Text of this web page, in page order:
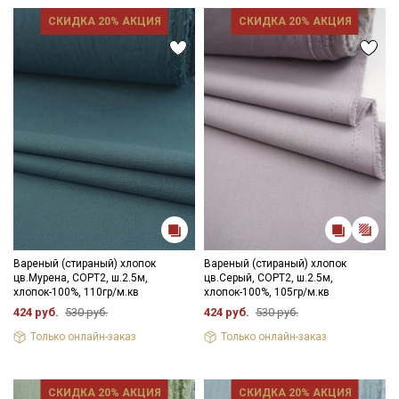
- стирка до 30-40C;
- противопоказано употребление отбеливателей;
- сушить в расправленном, подвешенном состоянии (не
пересушивать).
Цветопередача может отличаться от оригинального цвета
ткани в зависимости от настроек вашего монитора и в
зависимости от партии тон ткани может отличаться.
СКИДКА 20% АКЦИЯ
Вареный (стираный) хлопок
цв.Мурена, СОРТ2, ш.2.5м,
хлопок-100%, 110гр/м.кв
424 руб. 530 руб.
Только онлайн-заказ
СКИДКА 20% АКЦИЯ
Вареный (стираный) хлопок
цв.Серый, СОРТ2, ш.2.5м,
хлопок-100%, 105гр/м.кв
424 руб. 530 руб.
Только онлайн-заказ
СКИДКА 20% АКЦИЯ СКИДКА 20% АКЦИЯ